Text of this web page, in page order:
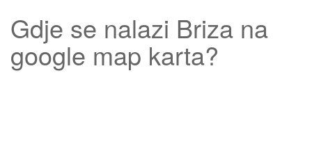
Gdje se nalazi Briza na
google map karta?